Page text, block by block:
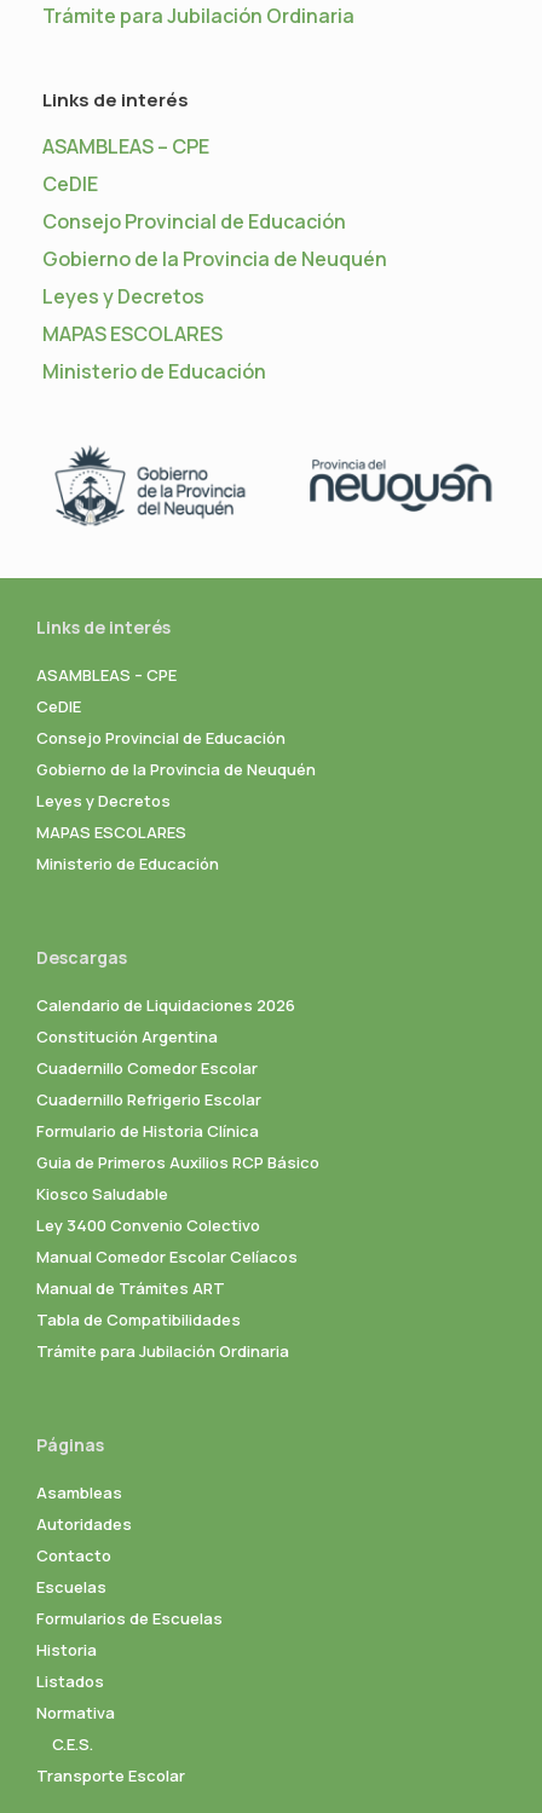
Trámite para Jubilación Ordinaria
Links de interés
ASAMBLEAS – CPE
CeDIE
Consejo Provincial de Educación
Gobierno de la Provincia de Neuquén
Leyes y Decretos
MAPAS ESCOLARES
Ministerio de Educación
Links de interés
ASAMBLEAS – CPE
CeDIE
Consejo Provincial de Educación
Gobierno de la Provincia de Neuquén
Leyes y Decretos
MAPAS ESCOLARES
Ministerio de Educación
Descargas
Calendario de Liquidaciones 2026
Constitución Argentina
Cuadernillo Comedor Escolar
Cuadernillo Refrigerio Escolar
Formulario de Historia Clínica
Guia de Primeros Auxilios RCP Básico
Kiosco Saludable
Ley 3400 Convenio Colectivo
Manual Comedor Escolar Celíacos
Manual de Trámites ART
Tabla de Compatibilidades
Trámite para Jubilación Ordinaria
Páginas
Asambleas
Autoridades
Contacto
Escuelas
Formularios de Escuelas
Historia
Listados
Normativa
C.E.S.
Transporte Escolar